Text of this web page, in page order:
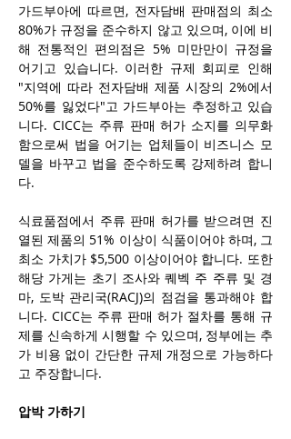
가드부아에 따르면, 전자담배 판매점의 최소
80%가 규정을 준수하지 않고 있으며, 이에 비
해 전통적인 편의점은 5% 미만만이 규정을
어기고 있습니다. 이러한 규제 회피로 인해
"지역에 따라 전자담배 제품 시장의 2%에서
50%를 잃었다"고 가드부아는 추정하고 있습
니다. CICC는 주류 판매 허가 소지를 의무화
함으로써 법을 어기는 업체들이 비즈니스 모
델을 바꾸고 법을 준수하도록 강제하려 합니
다.
식료품점에서 주류 판매 허가를 받으려면 진
열된 제품의 51% 이상이 식품이어야 하며, 그
최소 가치가 $5,500 이상이어야 합니다. 또한
해당 가게는 초기 조사와 퀘벡 주 주류 및 경
마, 도박 관리국(RACJ)의 점검을 통과해야 합
니다. CICC는 주류 판매 허가 절차를 통해 규
제를 신속하게 시행할 수 있으며, 정부에는 추
가 비용 없이 간단한 규제 개정으로 가능하다
고 주장합니다.
압박 가하기